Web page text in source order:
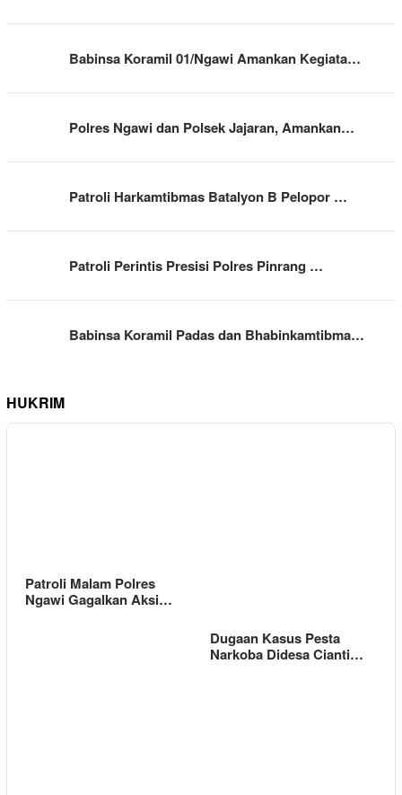
Babinsa Koramil 01/Ngawi Amankan Kegiata…
Polres Ngawi dan Polsek Jajaran, Amankan…
Patroli Harkamtibmas Batalyon B Pelopor …
Patroli Perintis Presisi Polres Pinrang …
Babinsa Koramil Padas dan Bhabinkamtibma…
HUKRIM
Patroli Malam Polres
Ngawi Gagalkan Aksi…
Dugaan Kasus Pesta
Narkoba Didesa Cianti…